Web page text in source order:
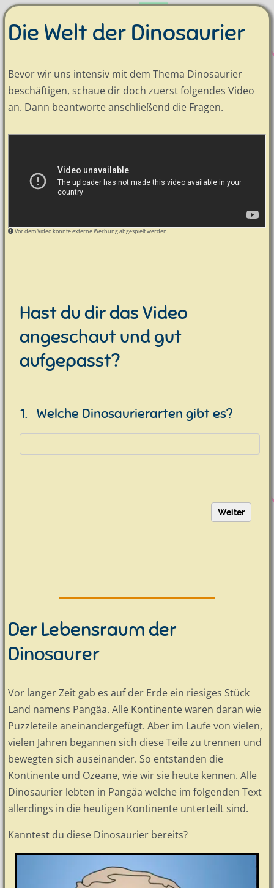
Die Welt der Dinosaurier
Bevor wir uns intensiv mit dem Thema Dinosaurier
beschäftigen, schaue dir doch zuerst folgendes Video
an. Dann beantworte anschließend die Fragen.
Vor dem Video könnte externe Werbung abgespielt werden.
Hast du dir das Video
angeschaut und gut
aufgepasst?
1. Welche Dinosaurierarten gibt es?
Der Lebensraum der
Dinosaurer
Vor langer Zeit gab es auf der Erde ein riesiges Stück
Land namens Pangäa. Alle Kontinente waren daran wie
Puzzleteile aneinandergefügt. Aber im Laufe von vielen,
vielen Jahren begannen sich diese Teile zu trennen und
bewegten sich auseinander. So entstanden die
Kontinente und Ozeane, wie wir sie heute kennen. Alle
Dinosaurier lebten in Pangäa welche im folgenden Text
allerdings in die heutigen Kontinente unterteilt sind.
Kanntest du diese Dinosaurier bereits?